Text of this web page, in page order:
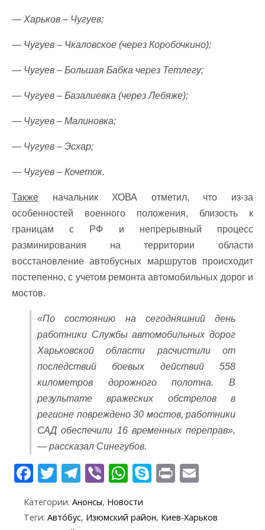
— Харьков – Чугуев;
— Чугуев – Чкаловское (через Коробочкино);
— Чугуев – Большая Бабка через Тетлегу;
— Чугуев – Базалиевка (через Лебяже);
— Чугуев – Малиновка;
— Чугуев – Эсхар;
— Чугуев – Кочеток.
Также начальник ХОВА отметил, что из-за
особенностей военного положения, близость к
границам с РФ и непрерывный процесс
разминирования на территории области
восстановление автобусных маршрутов происходит
постепенно, с учетом ремонта автомобильных дорог и
мостов.
«По состоянию на сегодняшний день
работники Службы автомобильных дорог
Харьковской области расчистили от
последствий боевых действий 558
километров дорожного полотна. В
результате вражеских обстрелов в
регионе повреждено 30 мостов, работники
САД обеспечили 16 временных переправ»,
— рассказал Синегубов.
F
e
T
itt
T
e
Vi
er
W
at
S
y
Pr
t ai
Категории: Анонсы, Новости
Теги: Авто́бус, Изюмский район, Киев-Харьков